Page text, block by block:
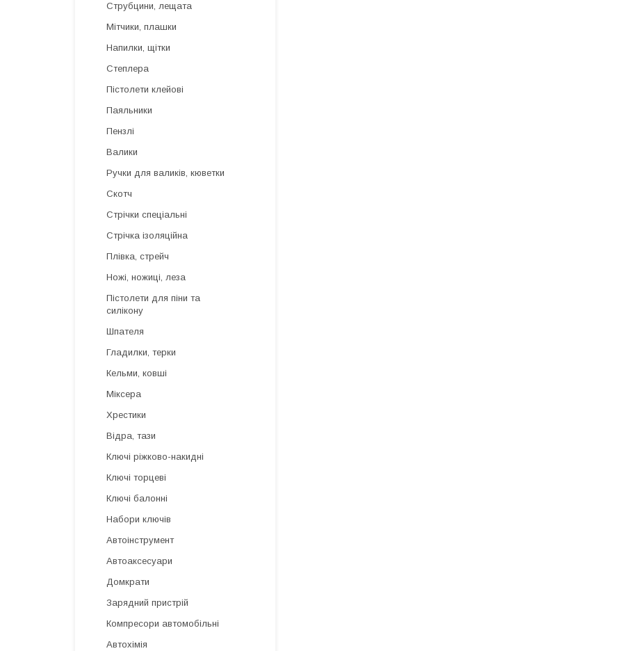
Струбцини, лещата
Мітчики, плашки
Напилки, щітки
Степлера
Пістолети клейові
Паяльники
Пензлі
Валики
Ручки для валиків, кюветки
Скотч
Стрічки спеціальні
Стрічка ізоляційна
Плівка, стрейч
Ножі, ножиці, леза
Пістолети для піни та
силікону
Шпателя
Гладилки, терки
Кельми, ковші
Міксера
Хрестики
Відра, тази
Ключі ріжково-накидні
Ключі торцеві
Ключі балонні
Набори ключів
Автоінструмент
Автоаксесуари
Домкрати
Зарядний пристрій
Компресори автомобільні
Автохімія